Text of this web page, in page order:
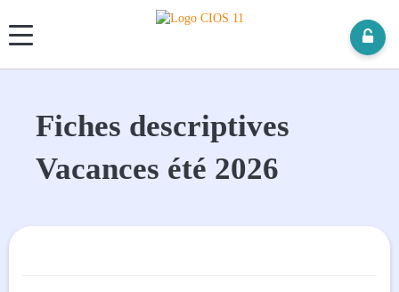
Fiches descriptives
Vacances été 2026
Panneau de gestion des cookies